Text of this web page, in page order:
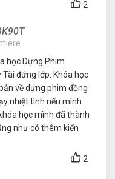
2
học Dựng Phim
đứng lớp. Khóa học
về dựng phim đồng
nhiệt tình nếu mình
học mình đã thành
như có thêm kiến
2